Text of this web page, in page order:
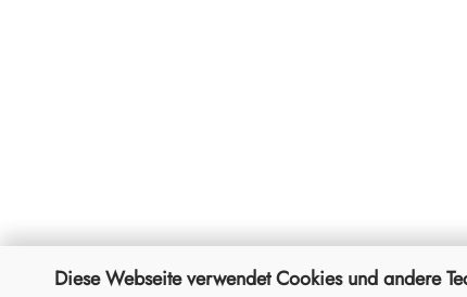
Diese Webseite verwendet Cookies und andere